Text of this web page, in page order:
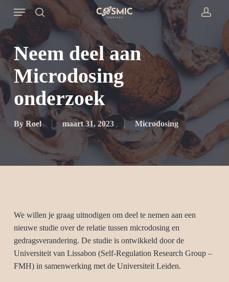
main
content
search
Menu
Neem deel aan
Microdosing
onderzoek
By Roel maart 31, 2023 Microdosing
We willen je graag uitnodigen om deel te nemen aan een
nieuwe studie over de relatie tussen microdosing en
gedragsverandering. De studie is ontwikkeld door de
Universiteit van Lissabon (Self-Regulation Research Group –
FMH) in samenwerking met de Universiteit Leiden.